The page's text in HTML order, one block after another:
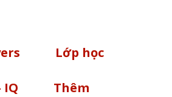
Lớp học
IQ Thêm